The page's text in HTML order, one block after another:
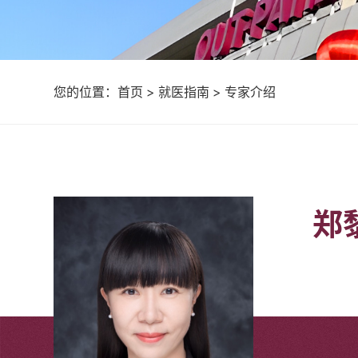
您的位置：首页 > 就医指南 > 专家介绍
郑